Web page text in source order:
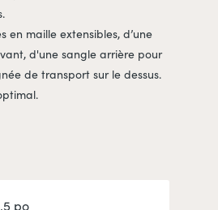
en maille extensibles, d’une
d'une sangle arrière pour
de transport sur le dessus.
po